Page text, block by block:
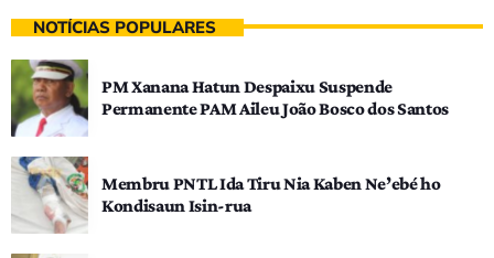
NOTÍCIAS POPULARES
PM Xanana Hatun Despaixu Suspende
Permanente PAM Aileu João Bosco dos Santos
Membru PNTL Ida Tiru Nia Kaben Ne’ebé ho
Kondisaun Isin-rua